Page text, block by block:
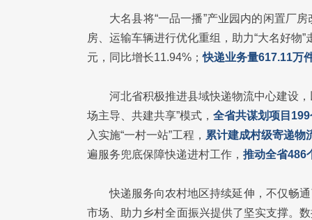
大名县将“一品一播”产业园内的闲置厂
房、运输车辆进行优化重组，助力“大名好物
元，同比增长11.94%；快递业务量617.11万
河北省积极推进县域快递物流中心建设
场主导、共建共享”模式， 全省共谋划项目
入实施“一村一站”工程， 累计建成村级寄递物
遍服务兜底保障快递进村工作， 推动全省486
快递服务向农村地区持续延伸，不仅畅
市场、助力乡村全面振兴提供了坚实支撑。